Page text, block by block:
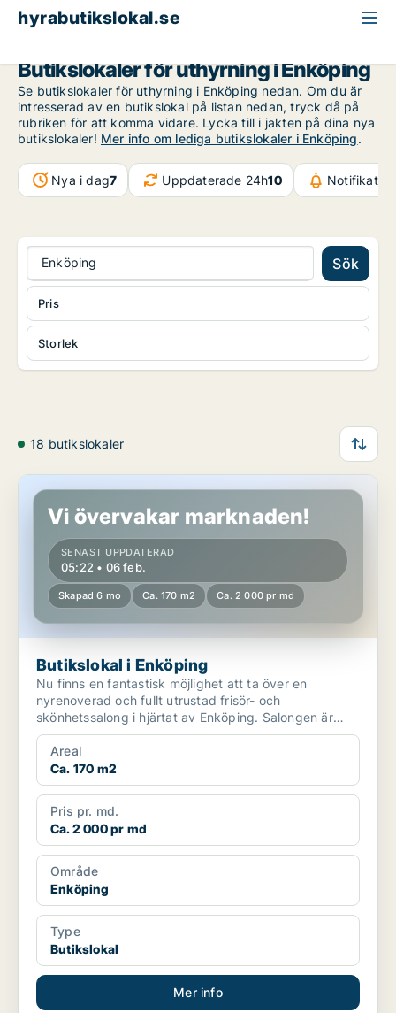
hyrabutikslokal.se
Butikslokaler för uthyrning i Enköping
Se butikslokaler för uthyrning i Enköping nedan. Om du är
intresserad av en butikslokal på listan nedan, tryck då på
rubriken för att komma vidare. Lycka till i jakten på dina nya
butikslokaler! Mer info om lediga butikslokaler i Enköping.
Nya i dag7 Uppdaterade 24h10
Enköping Sök
Storlek
Pris
18 butikslokaler
Butikslokal i Enköping
Vi övervakar marknaden!
SENAST UPPDATERAD
05:22 • 06 feb.
Skapad 6 mo Ca. 170 m2 Ca. 2 000 pr md
Butikslokal i Enköping
Nu finns en fantastisk möjlighet att ta över en
nyrenoverad och fullt utrustad frisör- och
skönhetssalong i hjärtat av Enköping. Salongen är
fördelad på tre ...
Areal
Ca. 170 m2
Pris pr. md.
Ca. 2 000 pr md
Område
Enköping
Type
Butikslokal
Mer info